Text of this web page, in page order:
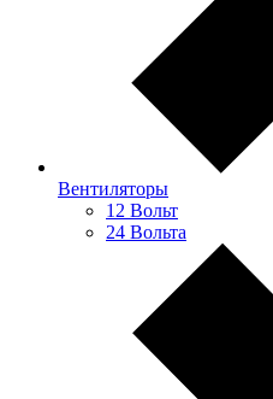
Вентиляторы
12 Вольт
24 Вольта